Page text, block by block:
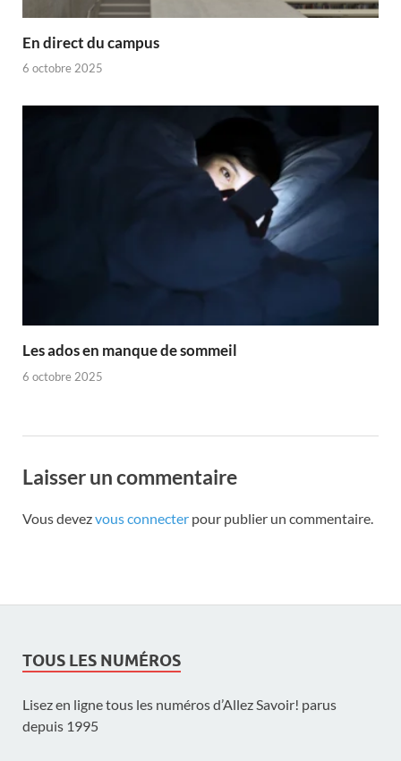
En direct du campus
6 octobre 2025
Les ados en manque de sommeil
6 octobre 2025
Laisser un commentaire
Vous devezvous connecter pour publier un commentaire.
TOUS LES NUMÉROS
Lisez en ligne tous les numéros d’Allez Savoir! parus
depuis 1995